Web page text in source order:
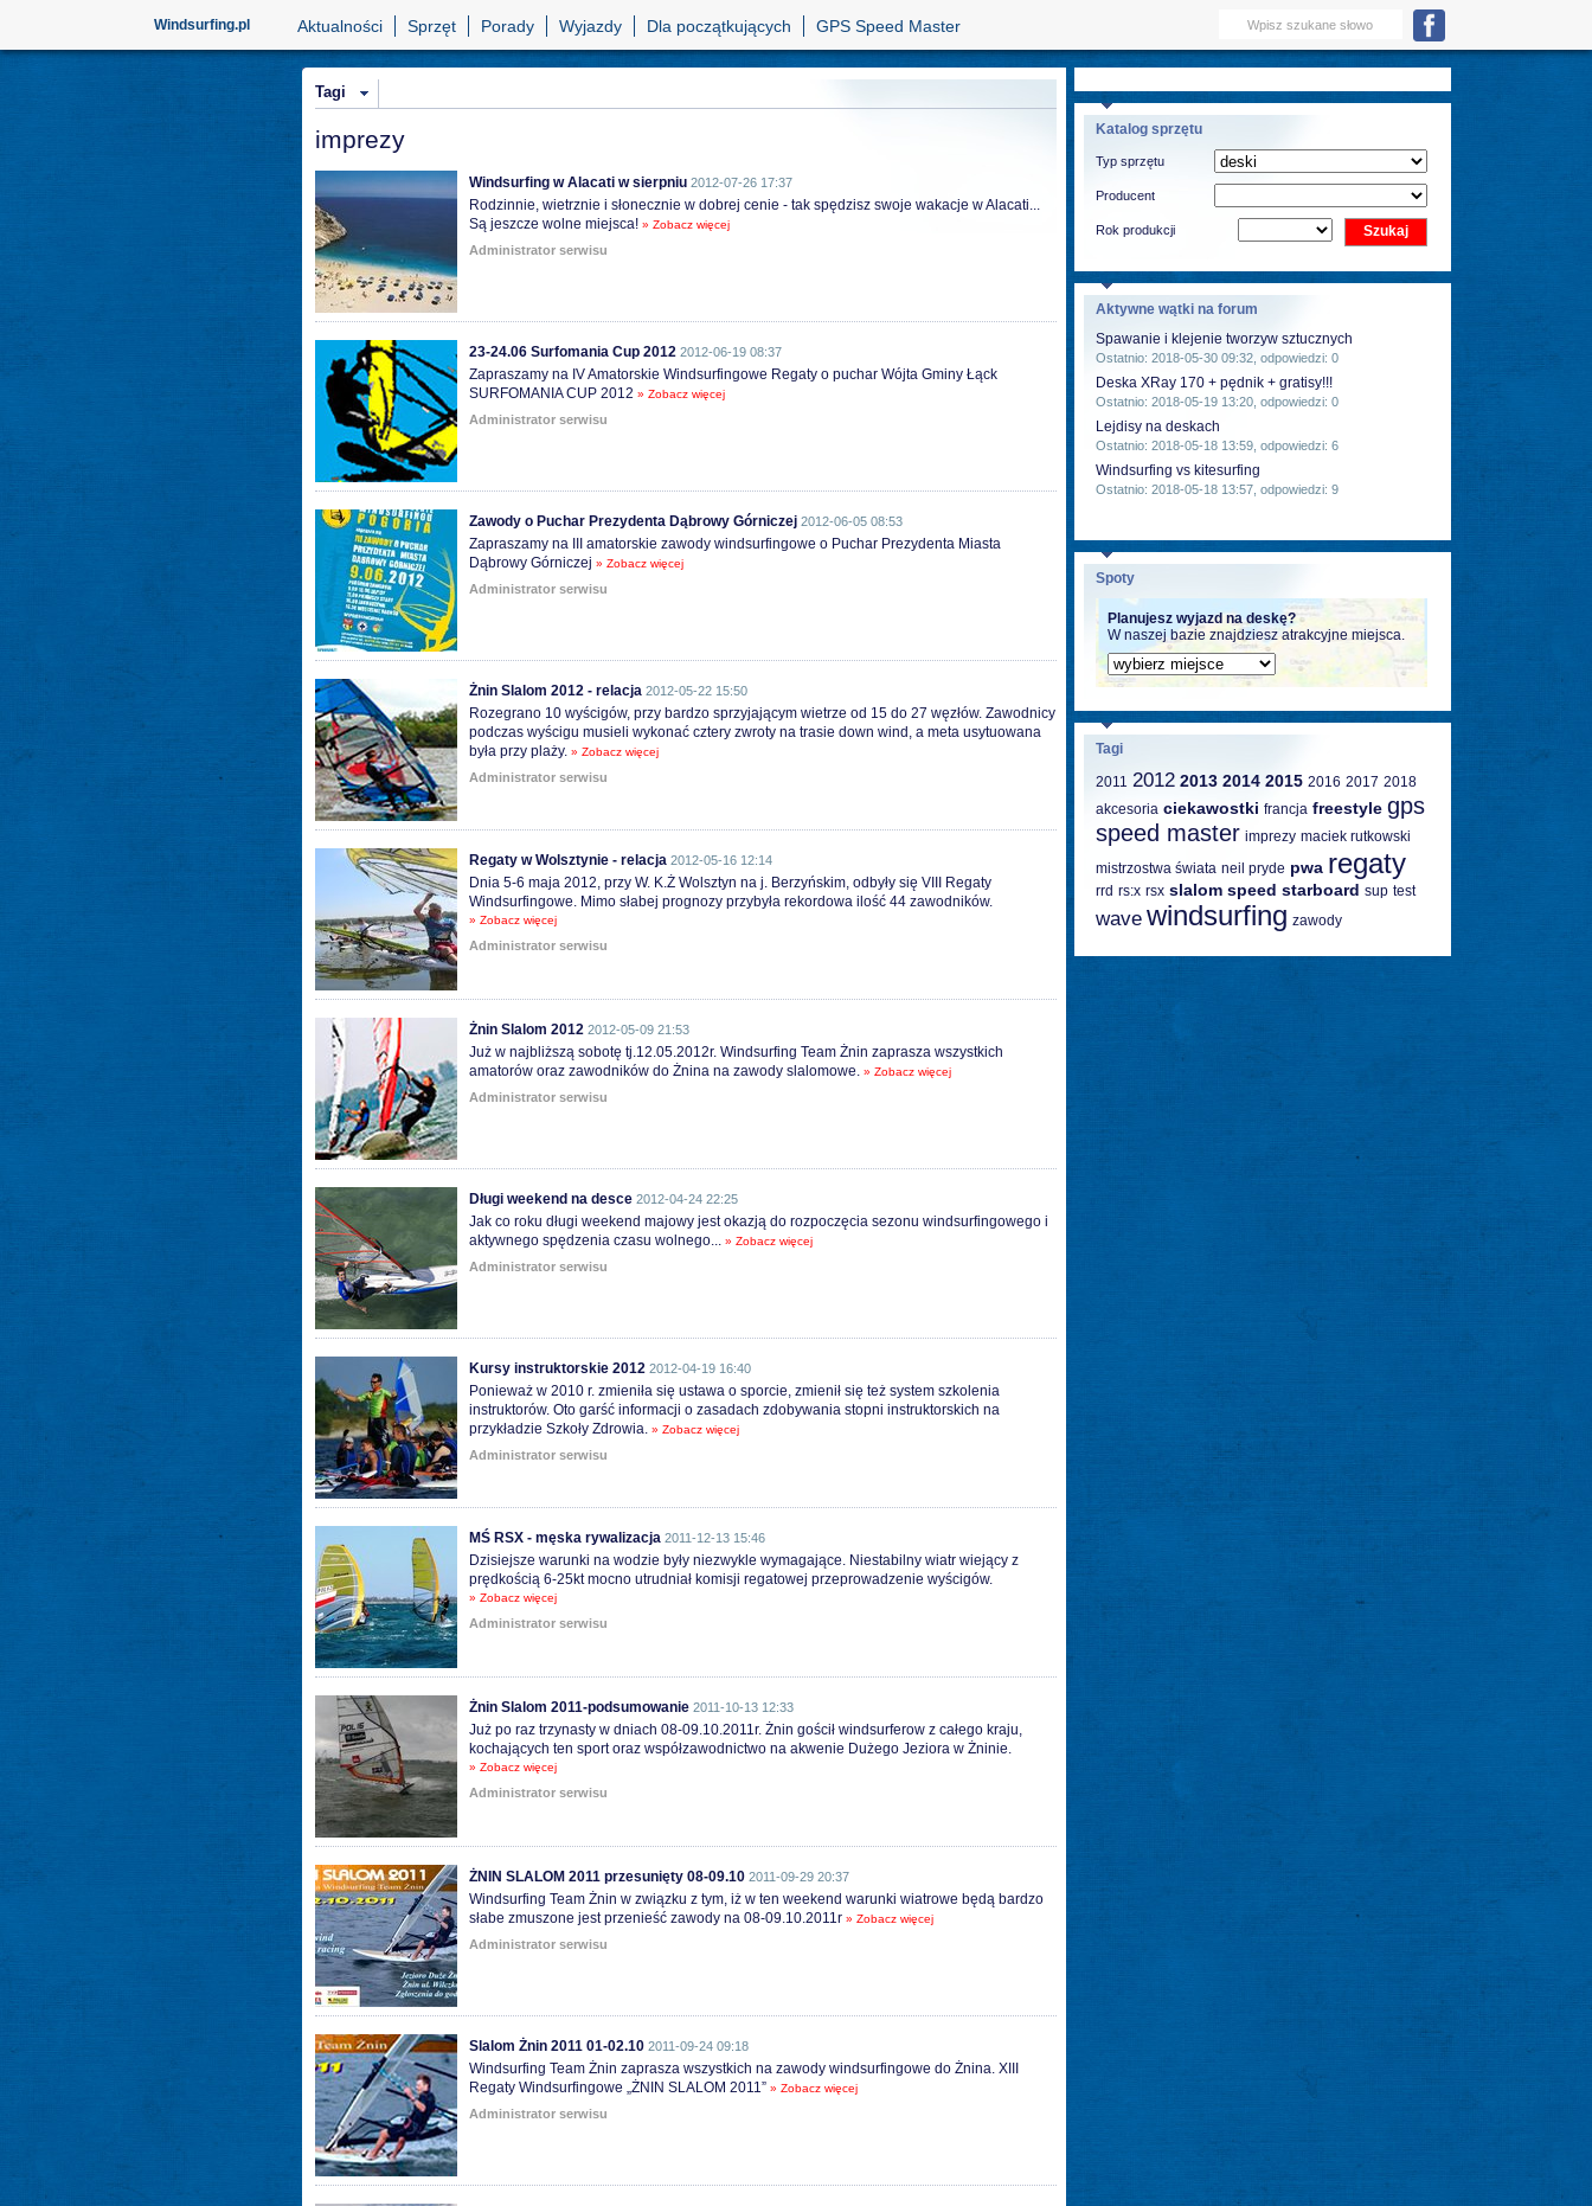
Windsurfing.pl Aktualności Sprzęt Porady Wyjazdy Dla początkujących GPS Speed Master
Tagi
imprezy
Windsurfing w Alacati w sierpniu 2012-07-26 17:37
Rodzinnie, wietrznie i słonecznie w dobrej cenie - tak spędzisz swoje wakacje w Alacati...
Są jeszcze wolne miejsca! » Zobacz więcej
Administrator serwisu
23-24.06 Surfomania Cup 2012 2012-06-19 08:37
Zapraszamy na IV Amatorskie Windsurfingowe Regaty o puchar Wójta Gminy Łąck
SURFOMANIA CUP 2012 » Zobacz więcej
Administrator serwisu
Zawody o Puchar Prezydenta Dąbrowy Górniczej 2012-06-05 08:53
Zapraszamy na III amatorskie zawody windsurfingowe o Puchar Prezydenta Miasta
Dąbrowy Górniczej » Zobacz więcej
Administrator serwisu
Żnin Slalom 2012 - relacja 2012-05-22 15:50
Rozegrano 10 wyścigów, przy bardzo sprzyjającym wietrze od 15 do 27 węzłów. Zawodnicy
podczas wyścigu musieli wykonać cztery zwroty na trasie down wind, a meta usytuowana
była przy plaży. » Zobacz więcej
Administrator serwisu
Regaty w Wolsztynie - relacja 2012-05-16 12:14
Dnia 5-6 maja 2012, przy W. K.Ż Wolsztyn na j. Berzyńskim, odbyły się VIII Regaty
Windsurfingowe. Mimo słabej prognozy przybyła rekordowa ilość 44 zawodników.
» Zobacz więcej
Administrator serwisu
Żnin Slalom 2012 2012-05-09 21:53
Już w najbliższą sobotę tj.12.05.2012r. Windsurfing Team Żnin zaprasza wszystkich
amatorów oraz zawodników do Żnina na zawody slalomowe. » Zobacz więcej
Administrator serwisu
Długi weekend na desce 2012-04-24 22:25
Jak co roku długi weekend majowy jest okazją do rozpoczęcia sezonu windsurfingowego i
aktywnego spędzenia czasu wolnego... » Zobacz więcej
Administrator serwisu
Kursy instruktorskie 2012 2012-04-19 16:40
Ponieważ w 2010 r. zmieniła się ustawa o sporcie, zmienił się też system szkolenia
instruktorów. Oto garść informacji o zasadach zdobywania stopni instruktorskich na
przykładzie Szkoły Zdrowia. » Zobacz więcej
Administrator serwisu
MŚ RSX - męska rywalizacja 2011-12-13 15:46
Dzisiejsze warunki na wodzie były niezwykle wymagające. Niestabilny wiatr wiejący z
prędkością 6-25kt mocno utrudniał komisji regatowej przeprowadzenie wyścigów.
» Zobacz więcej
Administrator serwisu
Żnin Slalom 2011-podsumowanie 2011-10-13 12:33
Już po raz trzynasty w dniach 08-09.10.2011r. Żnin gościł windsurferow z całego kraju,
kochających ten sport oraz współzawodnictwo na akwenie Dużego Jeziora w Żninie.
» Zobacz więcej
Administrator serwisu
ŻNIN SLALOM 2011 przesunięty 08-09.10 2011-09-29 20:37
Windsurfing Team Żnin w związku z tym, iż w ten weekend warunki wiatrowe będą bardzo
słabe zmuszone jest przenieść zawody na 08-09.10.2011r » Zobacz więcej
Administrator serwisu
Slalom Żnin 2011 01-02.10 2011-09-24 09:18
Windsurfing Team Żnin zaprasza wszystkich na zawody windsurfingowe do Żnina. XIII
Regaty Windsurfingowe „ŻNIN SLALOM 2011” » Zobacz więcej
Administrator serwisu
Katalog sprzętu
Typ sprzętu
Producent
Rok produkcji
Aktywne wątki na forum
Spawanie i klejenie tworzyw sztucznych
Ostatnio: 2018-05-30 09:32, odpowiedzi: 0
Deska XRay 170 + pędnik + gratisy!!!
Ostatnio: 2018-05-19 13:20, odpowiedzi: 0
Lejdisy na deskach
Ostatnio: 2018-05-18 13:59, odpowiedzi: 6
Windsurfing vs kitesurfing
Ostatnio: 2018-05-18 13:57, odpowiedzi: 9
Spoty
Planujesz wyjazd na deskę?
W naszej bazie znajdziesz atrakcyjne miejsca.
Tagi
2011 2012 2013 2014 2015 2016 2017 2018
akcesoria ciekawostki francja freestyle gps
speed master imprezy maciek rutkowski
mistrzostwa świata neil pryde pwa regaty
rrd rs:x rsx slalom speed starboard sup test
wave windsurfing zawody